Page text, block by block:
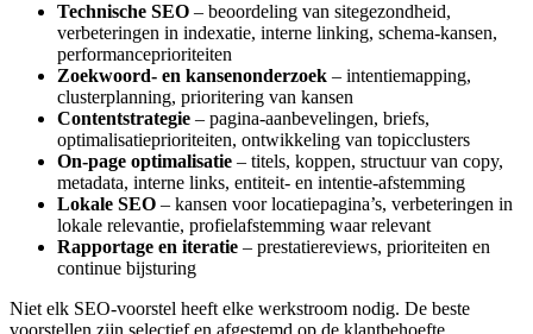
Technische SEO – beoordeling van sitegezondheid,
verbeteringen in indexatie, interne linking, schema-kansen,
performanceprioriteiten
Zoekwoord- en kansenonderzoek – intentiemapping,
clusterplanning, prioritering van kansen
Contentstrategie – pagina-aanbevelingen, briefs,
optimalisatieprioriteiten, ontwikkeling van topicclusters
On-page optimalisatie – titels, koppen, structuur van copy,
metadata, interne links, entiteit- en intentie-afstemming
Lokale SEO – kansen voor locatiepagina’s, verbeteringen in
lokale relevantie, profielafstemming waar relevant
Rapportage en iteratie – prestatiereviews, prioriteiten en
continue bijsturing
Niet elk SEO-voorstel heeft elke werkstroom nodig. De beste